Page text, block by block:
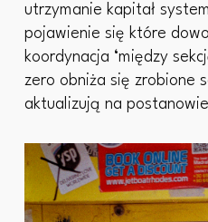
utrzymanie kapitał
pojawienie się które
koordynacja ‘między
zero obniża się zrobione
aktualizują na